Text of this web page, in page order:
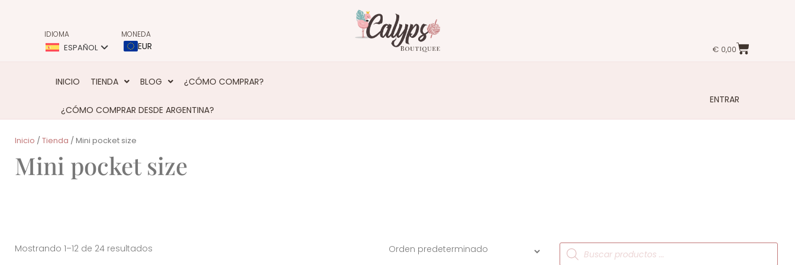
IDIOMA
ESPAÑOL
MONEDA
EUR €0,00
INICIO TIENDA BLOG ¿CÓMO COMPRAR?
¿CÓMO COMPRAR DESDE ARGENTINA?
ENTRAR
Inicio /Tienda / Mini pocket size
Mini pocket size
Mostrando 1–12 de 24 resultados